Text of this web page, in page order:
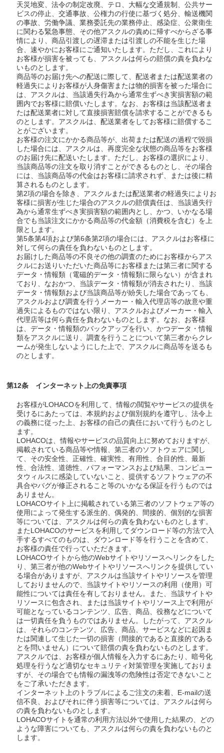
天災地変、法令の制定改廃、テロ、大幅な交通規制、公共サー
ビスの停止、交通事故、公権力の行使に基づく処分、輸送機関
の事故、労働争議、業務委託先の業務停止、感染症、公衆衛生
に関わる緊急事態、その他アスクルの責めに帰すべからざる事
情により、商品引渡しの遅滞または引渡しの不能を生じた場
合、速やかにお客様にご通知いたします。ただし、これにより
お客様が損害を被っても、アスクルは何らの賠償の責を負わな
いものとします。
商品等のお届け先への配送に際して、配送者または配送業者の
軽過失によりお客様が人身傷害または物的損害を被った場合に
は、アスクルは、当該過失行為から通常生ずべき実損害額の範
囲内でお客様に賠償いたします。なお、お客様は当該配送者ま
たは配送業者に対して直接損害賠償を請求することができるも
のとします。アスクルは、配送業者をしてお客様に賠償するこ
とがございます。
お客様の注文にかかる商品等が、出荷または配送の過程で毀損
した場合には、アスクルは、再度完全な状態の商品等をお客様
のお届け先に配送いたします。ただし、お客様の選択により、
当該商品等の注文を取り消すことができるものとし、その場合
には、当該商品等の代金はお客様に請求されず、または後に精
算されるものとします。
第2項の場合を除き、アスクルまたは配送業者の軽過失によりお
客様に損害が生じた場合のアスクルの賠償責任は、当該過失行
為から通常生ずべき実損害額の範囲内とし、かつ、いかなる場
合でも当該注文にかかる商品等の代金額（消費税を含む）を上
限とします。
第5条第4項および第6条第2項の場合には、アスクルはお客様に
対して何らの責任を負わないものとします。
お届けした商品等の不良その他の調査のためにお客様からアス
クルにお送りいただいた商品等にお客様または第三者に関する
データ・情報類（電磁的データ・情報類に限らない）が含まれ
ており、なおかつ、当該データ・情報類が消去されたり、当該
データ・情報類および当該商品等が紛失した場合であっても、
アスクルおよび調査を行うメーカー・輸入代理店等の故意や重
過失によるものではない限り、アスクルおよびメーカー・輸入
代理店等は何ら責任を負わないものとします。なお、お客様
は、データ・情報類のバックアップを行い、かつデータ・情報
類をアスクルに送り、調査を行うことについて第三者からクレ
ームが発生しないようにした上で、アスクルに商品等を送るも
のとします。
第12条 インターネット上の免責事項
お客様がLOHACOを利用して、情報の閲覧やサービスの提供を
受けるにあたっては、本規約および個別規約を遵守し、法令上
の義務に従った上、お客様の自己の責任において行うものとし
ます。
LOHACOは、情報やサービスの品質向上に努めておりますが、
掲載されている商品等や情報、第三者のソフトウェアに関し
て、その安全性、正確性、確実性、有用性、合目的性、最新
性、合法性、道徳性、パフォーマンスおよび結果、コンピュー
タウィルスに感染していないこと、提供するソフトウェアの不
具合やバグが修正されること等のいかなる保証を行うものでは
ありません。
LOHACOサイト上に掲載されている第三者のソフトウェア等の
使用によって発生する派生的、偶発的、間接的、個別的な損害
等については、アスクルは何らの責を負わないものとします。
またLOHACOのサービスを利用してダウンロード等の方法で入
手するすべてのものは、ダウンロード等を行うことを含めて、
お客様の責任で行っていただきます。
LOHACOサイトから他のWebサイトやリソースへリンクをした
り、第三者が他のWebサイトやリソースへリンクを提供してい
る場合がありますが、アスクルは当該サイトやリソースを管理
しておりませんので、当該サイトやリソースの利用（使用）可
能性については責任を有しておりません。また、当該サイトや
リソースに包含され、または当該サイトやリソース上で利用が
可能となっているコンテンツ、広告、商品、役務などについて
は一切責任を負うものではありません。したがって、アスクル
は、それらのコンテンツ、広告、商品、サービスなどに起因ま
たは関連して生じた一切の損害（間接的であると直接的である
とを問いません）について賠償の責を負わないものとします。
アスクルでは、お客様が個人情報を入力するにあたり、暗号化
処理を行うなど適切なセキュリティ対策管理を実施しておりま
すが、その場合でも情報の漏洩等の危険性は否定できないこと
をご了承いただきます。
インターネット上のトラブルによるご注文の未着、E-mailの送
信不良、およびそれに伴う損害等については、アスクルは何ら
の責を負わないものとします。
LOHACOサイトを通常の利用方法以外で使用した結果の、どの
ような障害についても、アスクルは何らの責を負わないものと
します。